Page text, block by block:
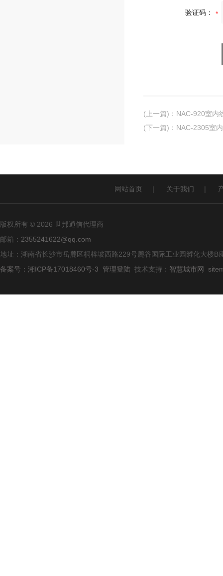
验证码：
(上一篇) ： NAC-920室内
(下一篇) ： NAC-2305室
网站首页 | 关于我们 |
版权所有 © 2026 世邦通信代理商
邮箱： 2355241622@qq.com
地址：湖南省长沙市岳麓区桐梓坡西路229号麓谷国际工业园孵化大楼B
备案号：湘ICP备17018460号-3
管理登陆 技术支持： 智慧城市网